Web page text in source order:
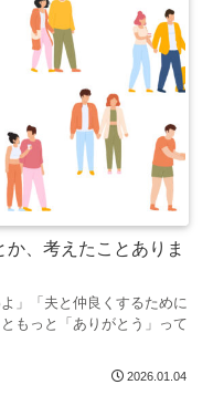
、考えたことありま
」「夫と仲良くするために
もっと「ありがとう」って
2026.01.04